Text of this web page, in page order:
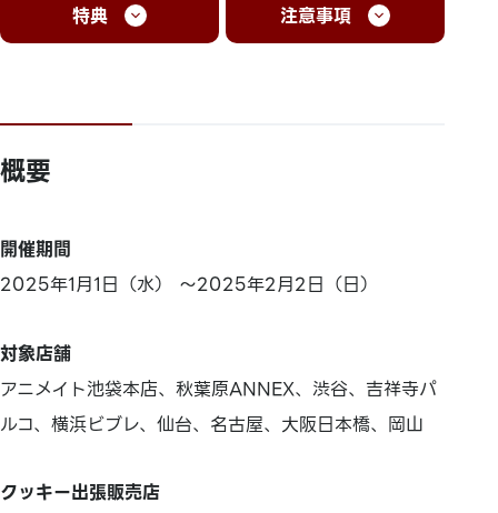
特典 注意事項
概要
開催期間
2025年1月1日（水） ～2025年2月2日（日）
対象店舗
アニメイト池袋本店、秋葉原ANNEX、渋谷、吉祥寺パ
ルコ、横浜ビブレ、仙台、名古屋、大阪日本橋、岡山
クッキー出張販売店